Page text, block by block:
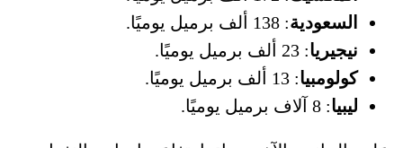
السعودية: 138 ألف برميل يوميًا.
نيجيريا: 23 ألف برميل يوميًا.
كولومبيا: 13 ألف برميل يوميًا.
ليبيا: 8 آلاف برميل يوميًا.